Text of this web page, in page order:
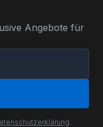
Angebote für
.